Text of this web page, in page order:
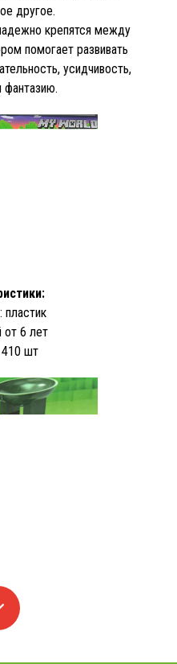
другое.
крепятся между
помогает развивать
усидчивость,
пластик
от 6 лет
шт